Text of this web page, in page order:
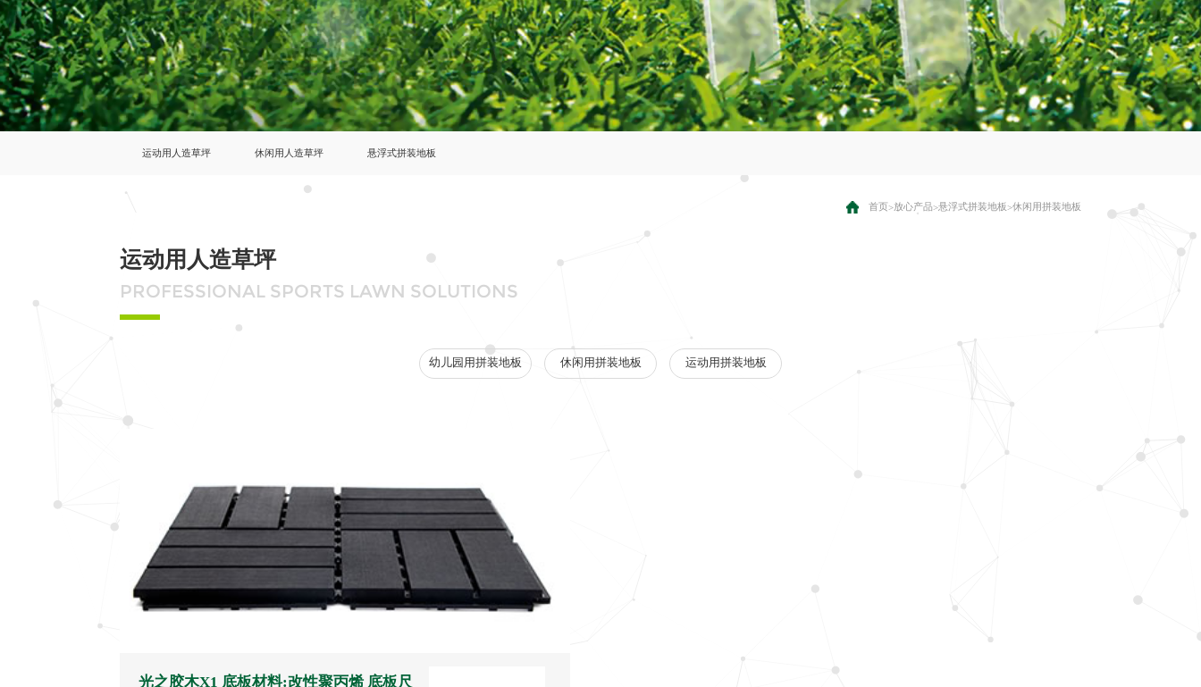
运动用人造草坪 休闲用人造草坪 悬浮式拼装地板
首页>放心产品>悬浮式拼装地板>休闲用拼装地板
运动用人造草坪
PROFESSIONAL SPORTS LAWN SOLUTIONS
幼儿园用拼装地板 休闲用拼装地板 运动用拼装地板
光之胶木X1 底板材料:改性聚丙烯 底板尺